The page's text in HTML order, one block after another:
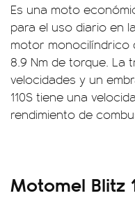
Es una moto
para el uso diario en
motor monocilíndrico
8.9 Nm de torque. La
velocidades y un
110S tiene una
rendimiento de
Motomel Blitz